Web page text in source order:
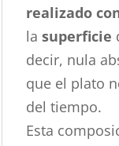
realizado
lasuperficie
decir, nula
que el plato
del tiempo.
Esta